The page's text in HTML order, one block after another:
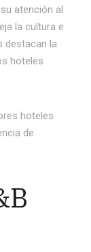
atención al
la cultura e
destacan la
hoteles
hoteles
de